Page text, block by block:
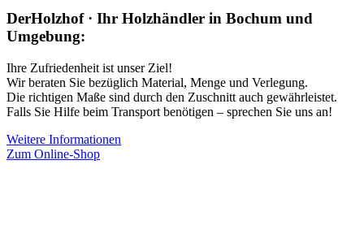
DerHolzhof · Ihr Holzhändler in Bochum und
Umgebung:
Ihre Zufriedenheit ist unser Ziel!
Wir beraten Sie bezüglich Material, Menge und Verlegung.
Die richtigen Maße sind durch den Zuschnitt auch gewährleistet.
Falls Sie Hilfe beim Transport benötigen – sprechen Sie uns an!
Weitere Informationen
Zum Online-Shop